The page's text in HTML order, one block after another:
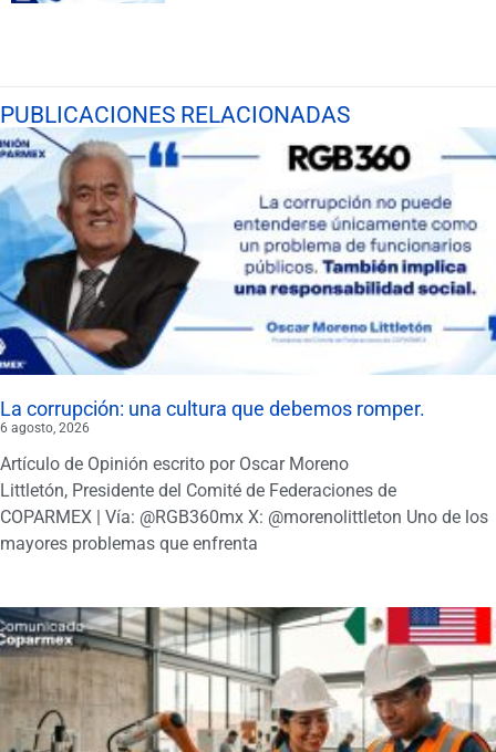
PUBLICACIONES RELACIONADAS
La corrupción: una cultura que debemos romper.
6 agosto, 2026
Artículo de Opinión escrito por Oscar Moreno
Littletón, Presidente del Comité de Federaciones de
COPARMEX | Vía: @RGB360mx X: @morenolittleton Uno de los
mayores problemas que enfrenta